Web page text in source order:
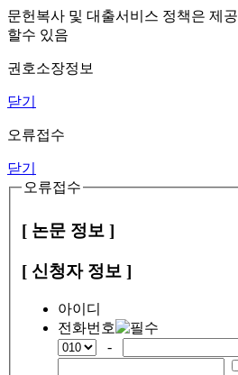
문헌복사 및 대출서비스 정책은 제
할수 있음
권호소장정보
닫기
오류접수
닫기
오류접수
[ 논문 정보 ]
[ 신청자 정보 ]
아이디
전화번호
-